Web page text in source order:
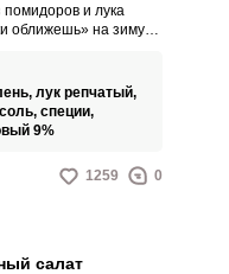
и лука
оближешь» на зиму
справится даже
лук репчатый,
соль, специи,
9%
1259 0
салат